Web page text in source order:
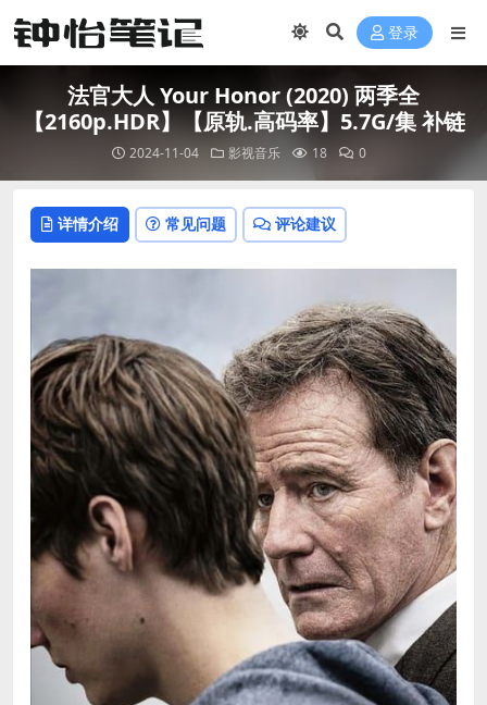
登录
法官大人 Your Honor (2020) 两季全
【2160p.HDR】【原轨.高码率】5.7G/集 补链
2024-11-04 影视音乐 18 0
详情介绍 常见问题 评论建议